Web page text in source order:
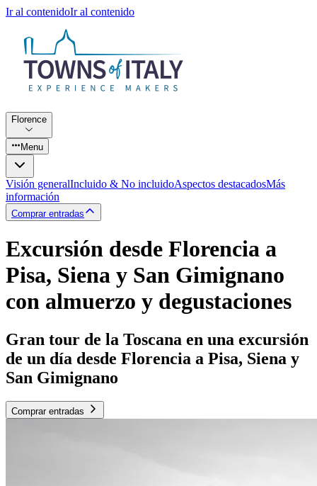
Ir al contenidoIr al contenido
Florence
Menu
Visión generalIncluido & No incluidoAspectos destacadosMás
información
Comprar entradas
Excursión desde Florencia a
Pisa, Siena y San Gimignano
con almuerzo y degustaciones
Gran tour de la Toscana en una excursión
de un día desde Florencia a Pisa, Siena y
San Gimignano
Comprar entradas